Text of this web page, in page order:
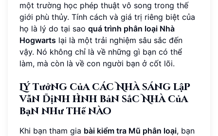
một trường học phép thuật vô song trong thế
giới phù thủy. Tính cách và giá trị riêng biệt của
họ là lý do tại sao quá trình phân loại Nhà
Hogwarts lại là một trải nghiệm sâu sắc đến
vậy. Nó không chỉ là về những gì bạn có thể
làm, mà còn là về con người bạn ở cốt lõi.
Lý tưởng của các Nhà sáng lập
vẫn định hình bản sắc Nhà của
bạn như thế nào
Khi bạn tham gia bài kiểm tra Mũ phân loại, bạn